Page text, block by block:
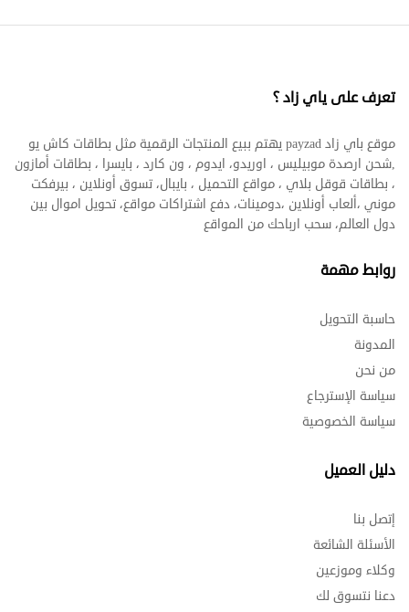
تعرف على ياي زاد ؟
موقع باي زاد payzad يهتم ببيع المنتجات الرقمية مثل بطاقات كاش يو
,شحن ارصدة موبيليس ، اوريدو، ايدوم ، ون كارد ، بايسرا ، بطاقات أمازون
، بطاقات قوقل بلاي ، مواقع التحميل ، بايبال، تسوق أونلاين ، بيرفكت
موني ،ألعاب أونلاين ،دومينات، دفع اشتراكات مواقع، تحويل اموال بين
دول العالم، سحب ارباحك من المواقع
روابط مهمة
حاسبة التحويل
المدونة
من نحن
سياسة الإسترجاع
سياسة الخصوصية
دليل العميل
إتصل بنا
الأسئلة الشائعة
وكلاء وموزعين
دعنا نتسوق لك